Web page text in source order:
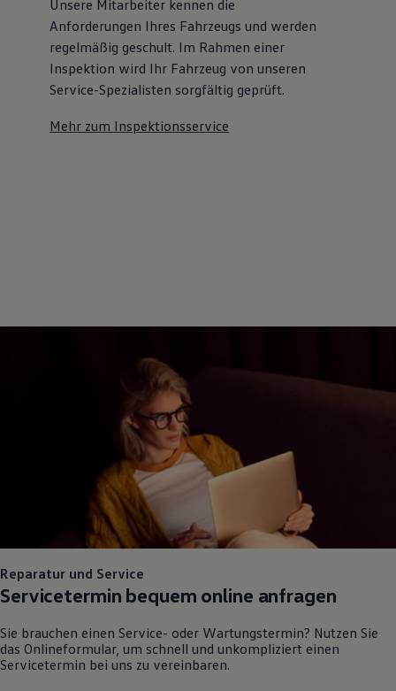
Unsere Mitarbeiter kennen die
Anforderungen Ihres Fahrzeugs und werden
regelmäßig geschult. Im Rahmen einer
Inspektion wird Ihr Fahrzeug von unseren
Service-Spezialisten sorgfältig geprüft.
Mehr zum Inspektionsservice
Reparatur und Service
Servicetermin bequem online anfragen
Sie brauchen einen Service- oder Wartungstermin? Nutzen Sie
das Onlineformular, um schnell und unkompliziert einen
Servicetermin bei uns zu vereinbaren.